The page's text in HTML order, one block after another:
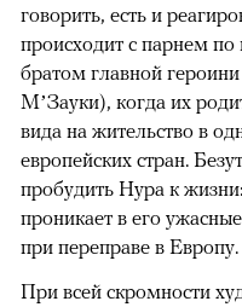
говорить, есть и
происходит с парнем
братом главной
М’Зауки), когда их
вида на жительство в
европейских стран.
пробудить Нура к
проникает в его
при переправе в Европу.
При всей скромности